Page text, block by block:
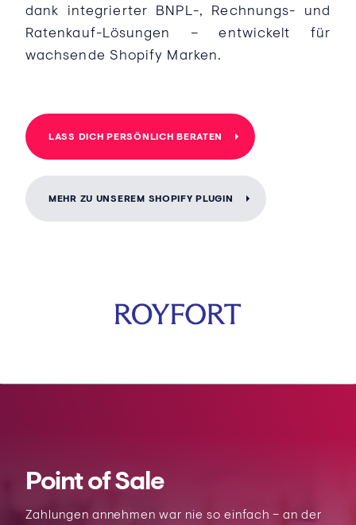
dank integrierter BNPL-, Rechnungs- und
Ratenkauf-Lösungen – entwickelt für
wachsende Shopify Marken.
LASS DICH PERSÖNLICH BERATEN
MEHR ZU UNSEREM SHOPIFY PLUGIN
Point of Sale
Zahlungen annehmen war nie so einfach – an der